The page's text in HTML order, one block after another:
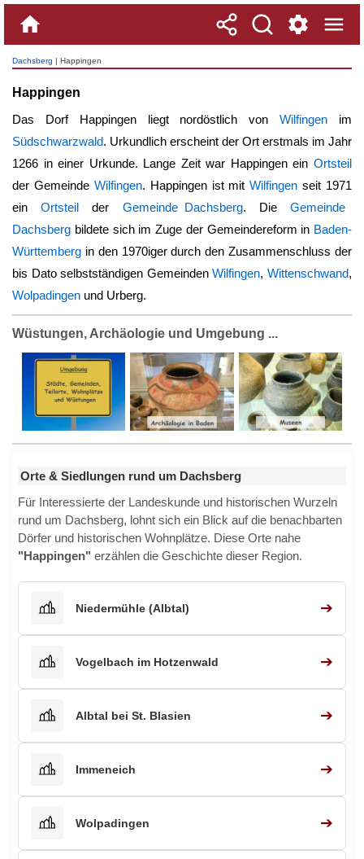
Dachsberg | Happingen
Happingen
Das Dorf Happingenliegt nordöstlich vonWilfingen im
Südschwarzwald. Urkundlich erscheint der Ort erstmals im Jahr
1266 in einer Urkunde. Lange Zeit war HappingeneinOrtsteil
der Gemeinde Wilfingen. Happingenist mitWilfingen seit 1971
einOrtsteil der Gemeinde Dachsberg. DieGemeinde
Dachsberg bildete sich im Zuge der Gemeindereform in Baden-
Württemberg in den 1970iger durch den Zusammenschluss der
bis Dato selbstständigen GemeindenWilfingen,Wittenschwand,
Wolpadingen und Urberg.
Wüstungen, Archäologie und Umgebung ...
Orte & Siedlungen rund um Dachsberg
Für Interessierte der Landeskunde und historischen Wurzeln
rund um Dachsberg, lohnt sich ein Blick auf die benachbarten
Dörfer und historischen Wohnplätze. Diese Orte nahe
"Happingen" erzählen die Geschichte dieser Region.
Niedermühle (Albtal) ➔
Vogelbach im Hotzenwald ➔
Albtal bei St. Blasien ➔
Immeneich ➔
Wolpadingen ➔